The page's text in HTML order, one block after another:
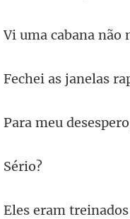
janelas ra
ri
treinados